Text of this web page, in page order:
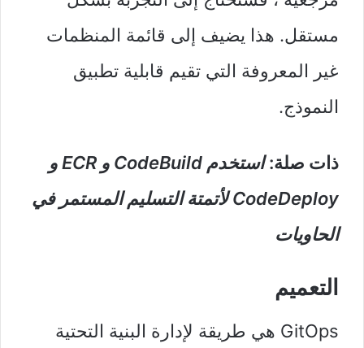
مستقل. هذا يضيف إلى قائمة المنظمات
غير المعروفة التي تقيم قابلية تطبيق
النموذج.
ذات صلة:
استخدم CodeBuild و ECR و
CodeDeploy لأتمتة التسليم المستمر في
الحاويات
التعميم
GitOps هي طريقة لإدارة البنية التحتية